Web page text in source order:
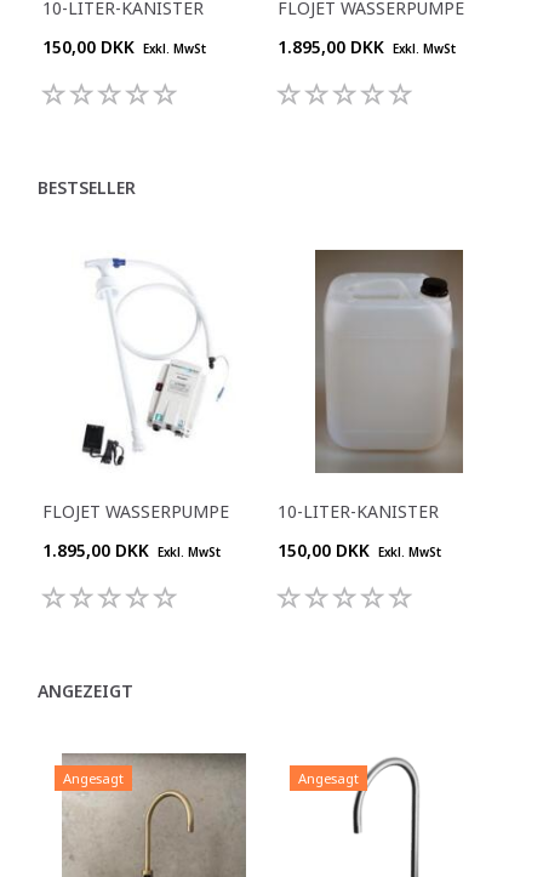
10-LITER-KANISTER
150,00 DKK Exkl. MwSt
FLOJET WASSERPUMPE
1.895,00 DKK Exkl. MwSt
BESTSELLER
FLOJET WASSERPUMPE
1.895,00 DKK Exkl. MwSt
10-LITER-KANISTER
150,00 DKK Exkl. MwSt
ANGEZEIGT
Angesagt Angesagt